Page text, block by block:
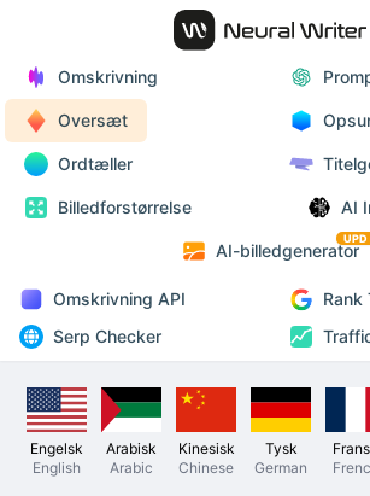
Omskrivning
Oversæt
Ordtæller
Billedforstørrelse AI
AI-billedgenerator
UPD
Omskrivning API
Rank
Serp Checker
Engelsk
English
Arabisk
Arabic
Kinesisk
Chinese
Tysk
German